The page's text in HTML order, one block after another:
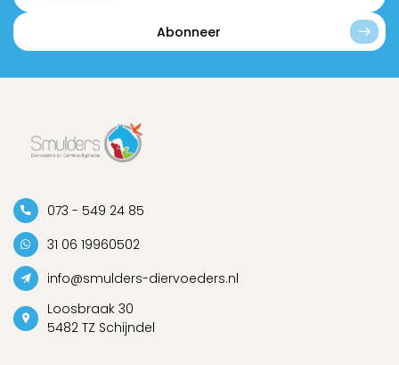
Abonneer
073 - 549 24 85
31 06 19960502
info@smulders-diervoeders.nl
Loosbraak 30
5482 TZ Schijndel